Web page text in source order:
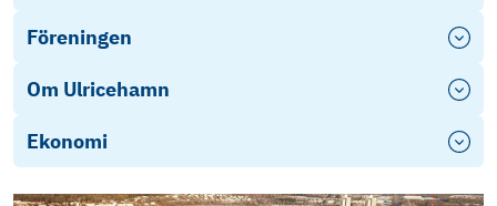
Föreningen
Om Ulricehamn
Ekonomi